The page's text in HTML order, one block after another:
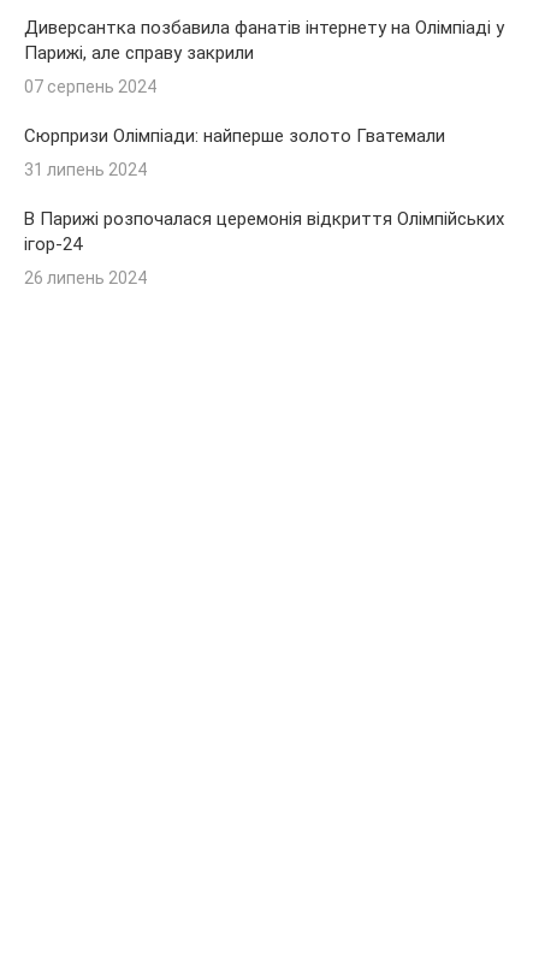
Диверсантка позбавила фанатів інтернету на Олімпіаді у
Парижі, але справу закрили
07 серпень 2024
Сюрпризи Олімпіади: найперше золото Гватемали
31 липень 2024
В Парижі розпочалася церемонія відкриття Олімпійських
ігор-24
26 липень 2024